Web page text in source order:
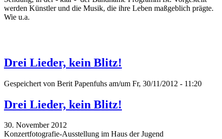
werden Künstler und die Musik, die ihre Leben maßgeblich prägte.
Wie u.a.
Drei Lieder, kein Blitz!
Gespeichert von Berit Papenfuhs am/um Fr, 30/11/2012 - 11:20
Drei Lieder, kein Blitz!
30. November 2012
Konzertfotografie-Ausstellung im Haus der Jugend